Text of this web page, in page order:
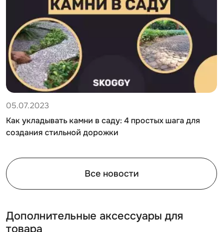
05.07.2023
Как укладывать камни в саду: 4 простых шага для
создания стильной дорожки
Все новости
Дополнительные аксессуары для
товара